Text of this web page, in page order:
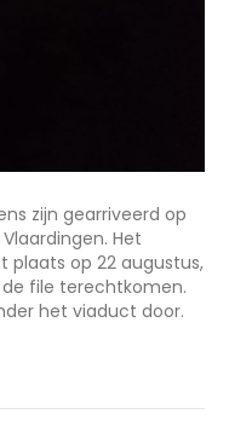
zijn gearriveerd op
Het
plaats op 22 augustus,
file terechtkomen.
het viaduct door.